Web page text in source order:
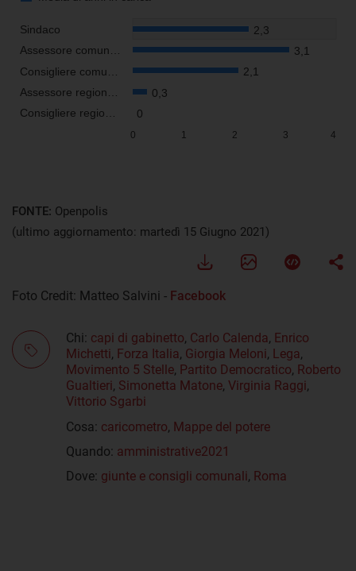
FONTE: Openpolis
(ultimo aggiornamento: martedì 15 Giugno 2021)
Foto Credit: Matteo Salvini - Facebook
Chi: capi di gabinetto, Carlo Calenda, Enrico
Michetti, Forza Italia, Giorgia Meloni, Lega,
Movimento 5 Stelle, Partito Democratico, Roberto
Gualtieri, Simonetta Matone, Virginia Raggi,
Vittorio Sgarbi
Cosa: caricometro, Mappe del potere
Quando: amministrative2021
Dove: giunte e consigli comunali, Roma